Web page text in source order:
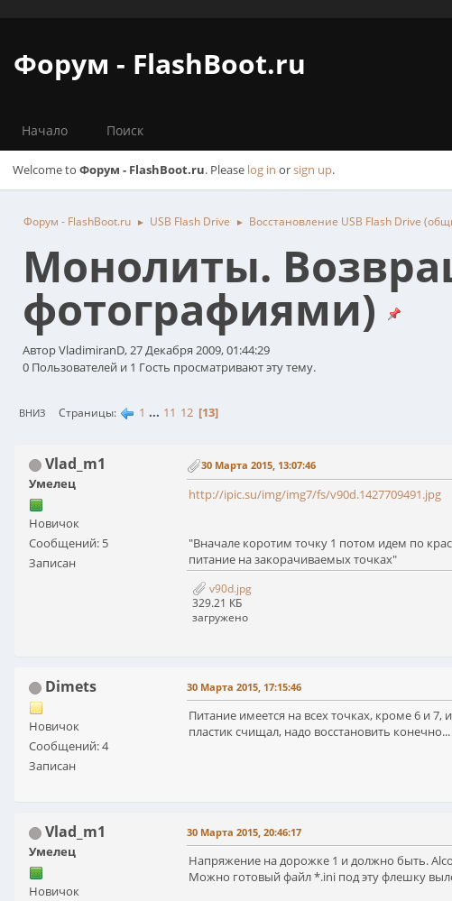
Форум - FlashBoot.ru
Начало Поиск
Welcome to Форум - FlashBoot.ru. Please log in orsign up.
Форум - FlashBoot.ru ► USB Flash Drive ► Восстановление USB Flash Drive
Монолиты.
фотографиями)
Автор VladimiranD, 27 Декабря 2009, 01:44:29
0 Пользователей и 1 Гость просматривают эту тему.
ВНИЗ Страницы 1 ... 11 12 13
Vlad_m1
Умелец
Новичок
Сообщений: 5
Записан
30 Марта 2015, 13:07:46
http://ipic.su/img/img7/fs/v90d.1427709491.jpg
"Вначале коротим точку 1 потом идем по
питание на закорачиваемых точках"
v90d.jpg
329.21 КБ
загружено
Dimets
Новичок
Сообщений: 4
Записан
30 Марта 2015, 17:15:46
Питание имеется на всех точках, кроме 6 и
пластик счищал, надо восстановить
Vlad_m1
Умелец
Новичок
30 Марта 2015, 20:46:17
Напряжение на дорожке 1 и должно быть.
Можно готовый файл *.ini под эту флешку